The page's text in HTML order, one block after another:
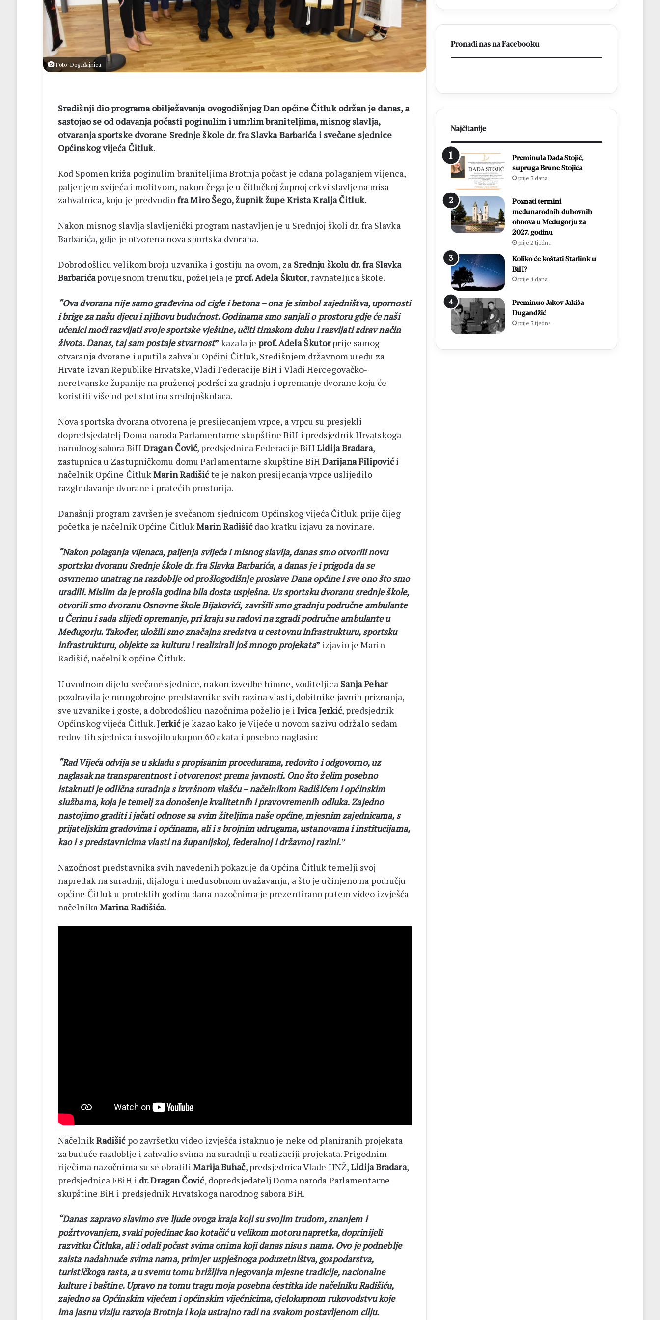
Foto: Događajnica
Središnji dio programa obilježavanja ovogodišnjeg Dan općine Čitluk održan je danas, a
sastojao se od odavanja počasti poginulim i umrlim braniteljima, misnog slavlja,
otvaranja sportske dvorane Srednje škole dr. fra Slavka Barbarića i svečane sjednice
Općinskog vijeća Čitluk.
Kod Spomen križa poginulim braniteljima Brotnja počast je odana polaganjem vijenca,
paljenjem svijeća i molitvom, nakon čega je u čitlučkoj župnoj crkvi slavljena misa
zahvalnica, koju je predvodiofra Miro Šego, župnik župe Krista Kralja Čitluk.
Nakon misnog slavlja slavljenički program nastavljen je u Srednjoj školi dr. fra Slavka
Barbarića, gdje je otvorena nova sportska dvorana.
Dobrodošlicu velikom broju uzvanika i gostiju na ovom, za Srednju školu dr. fra Slavka
Barbarićapovijesnom trenutku, poželjela jeprof. Adela Škutor, ravnateljica škole.
“Ova dvorana nije samo građevina od cigle i betona – ona je simbol zajedništva, upornosti
i brige za našu djecu i njihovu budućnost. Godinama smo sanjali o prostoru gdje će naši
učenici moći razvijati svoje sportske vještine, učiti timskom duhu i razvijati zdrav način
života. Danas, taj sam postaje stvarnost”kazala jeprof. Adela Škutorprije samog
otvaranja dvorane i uputila zahvalu Općini Čitluk, Središnjem državnom uredu za
Hrvate izvan Republike Hrvatske, Vladi Federacije BiH i Vladi Hercegovačko-
neretvanske županije na pruženoj podršci za gradnju i opremanje dvorane koju će
koristiti više od pet stotina srednjoškolaca.
Nova sportska dvorana otvorena je presijecanjem vrpce, a vrpcu su presjekli
dopredsjedatelj Doma naroda Parlamentarne skupštine BiH i predsjednik Hrvatskoga
narodnog sabora BiHDragan Čović, predsjednica Federacije BiHLidija Bradara,
zastupnica u Zastupničkomu domu Parlamentarne skupštine BiHDarijana Filipovići
načelnik Općine ČitlukMarin Radišićte je nakon presijecanja vrpce uslijedilo
razgledavanje dvorane i pratećih prostorija.
Današnji program završen je svečanom sjednicom Općinskog vijeća Čitluk, prije čijeg
početka je načelnik Općine ČitlukMarin Radišićdao kratku izjavu za novinare.
“Nakon polaganja vijenaca, paljenja svijeća i misnog slavlja, danas smo otvorili novu
sportsku dvoranu Srednje škole dr. fra Slavka Barbarića, a danas je i prigoda da se
osvrnemo unatrag na razdoblje od prošlogodišnje proslave Dana općine i sve ono što smo
uradili. Mislim da je prošla godina bila dosta uspješna. Uz sportsku dvoranu srednje škole,
otvorili smo dvoranu Osnovne škole Bijakovići, završili smo gradnju područne ambulante
u Čerinu i sada slijedi opremanje, pri kraju su radovi na zgradi područne ambulante u
Međugorju. Također, uložili smo značajna sredstva u cestovnu infrastrukturu, sportsku
infrastrukturu, objekte za kulturu i realizirali još mnogo projekata”izjavio je Marin
Radišić, načelnik općine Čitluk.
U uvodnom dijelu svečane sjednice, nakon izvedbe himne, voditeljica Sanja Pehar
pozdravila je mnogobrojne predstavnike svih razina vlasti, dobitnike javnih priznanja,
sve uzvanike i goste, a dobrodošlicu nazočnima poželio je i Ivica Jerkić, predsjednik
Općinskog vijeća Čitluk.Jerkićje kazao kako je Vijeće u novom sazivu održalo sedam
redovitih sjednica i usvojilo ukupno 60 akata i posebno naglasio:
“Rad Vijeća odvija se u skladu s propisanim procedurama, redovito i odgovorno, uz
naglasak na transparentnost i otvorenost prema javnosti. Ono što želim posebno
istaknuti je odlična suradnja s izvršnom vlašću – načelnikom Radišićem i općinskim
službama, koja je temelj za donošenje kvalitetnih i pravovremenih odluka. Zajedno
nastojimo graditi i jačati odnose sa svim žiteljima naše općine, mjesnim zajednicama, s
prijateljskim gradovima i općinama, ali i s brojnim udrugama, ustanovama i institucijama,
kao i s predstavnicima vlasti na županijskoj, federalnoj i državnoj razini.”
Nazočnost predstavnika svih navedenih pokazuje da Općina Čitluk temelji svoj
napredak na suradnji, dijalogu i međusobnom uvažavanju, a što je učinjeno na području
općine Čitluk u proteklih godinu dana nazočnima je prezentirano putem video izvješća
načelnika Marina Radišića.
NačelnikRadišićpo završetku video izvješća istaknuo je neke od planiranih projekata
za buduće razdoblje i zahvalio svima na suradnji u realizaciji projekata. Prigodnim
riječima nazočnima su se obratiliMarija Buhač, predsjednica Vlade HNŽ,Lidija Bradara,
predsjednica FBiH i dr. Dragan Čović, dopredsjedatelj Doma naroda Parlamentarne
skupštine BiH i predsjednik Hrvatskoga narodnog sabora BiH.
“Danas zapravo slavimo sve ljude ovoga kraja koji su svojim trudom, znanjem i
požrtvovanjem, svaki pojedinac kao kotačić u velikom motoru napretka, doprinijeli
razvitku Čitluka, ali i odali počast svima onima koji danas nisu s nama. Ovo je podneblje
zaista nadahnuće svima nama, primjer uspješnoga poduzetništva, gospodarstva,
turističkoga rasta, a u svemu tomu brižljiva njegovanja mjesne tradicije, nacionalne
kulture i baštine. Upravo na tomu tragu moja posebna čestitka ide načelniku Radišiću,
zajedno sa Općinskim vijećem i općinskim vijećnicima, cjelokupnom rukovodstvu koje
ima jasnu viziju razvoja Brotnja i koja ustrajno radi na svakom postavljenom cilju.
listići
i
elektroničko
brojanje
otvorila
prema
miru
Pronađi nas na Facebooku
Najčitanije
Preminula Dada Stojić,
supruga Brune Stojića
prije 3 dana
Poznati termini
međunarodnih duhovnih
obnova u Međugorju za
2027. godinu
prije 2 tjedna
Koliko će koštati Starlink u
BiH?
prije 4 dana
Preminuo Jakov Jakiša
Dugandžić
prije 3 tjedna